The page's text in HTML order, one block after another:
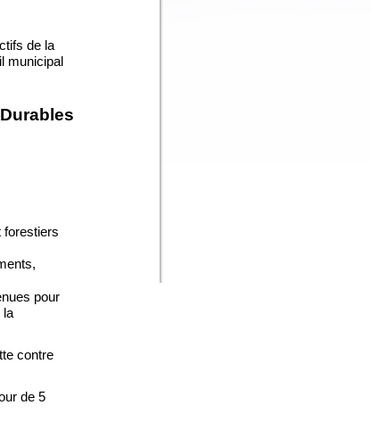
de la
municipal
forestiers
pour
la
contre
de 5